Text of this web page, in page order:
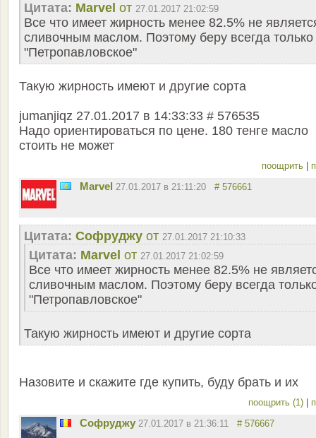
Цитата: Marvel от 27.01.2017 21:02:59
Все что имеет жирность менее 82.5% не
сливочным маслом. Поэтому беру всегда только
"Петропавловское"
Такую жирность имеют и другие сорта
jumanjiqz 27.01.2017 в 14:33:33 # 576535
Надо ориентироваться по цене. 180 тенге масло
стоить не может
поощрить
Marvel 27.01.2017 в 21:11:20 # 576661
Цитата: Софруджу от 27.01.2017 21:10:33
Цитата: Marvel от 27.01.2017 21:02:59
Все что имеет жирность менее 82.5% не
сливочным маслом. Поэтому беру всегда
"Петропавловское"
Такую жирность имеют и другие сорта
Назовите и скажите где купить, буду брать и их
поощрить (1)
Софруджу 27.01.2017 в 21:36:11 # 576667